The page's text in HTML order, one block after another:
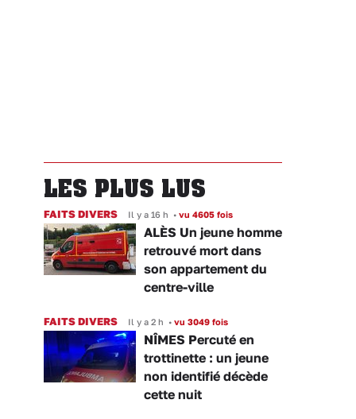
LES PLUS LUS
FAITS DIVERS Il y a 16 h • vu 4605 fois
ALÈS Un jeune homme
retrouvé mort dans
son appartement du
centre-ville
FAITS DIVERS Il y a 2 h • vu 3049 fois
NÎMES Percuté en
trottinette : un jeune
non identifié décède
cette nuit